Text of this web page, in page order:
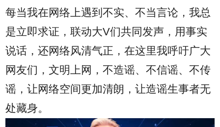
每当我在网络上遇到不实、不当言论，我总
是立即求证，联动大V们共同发声，用事实
说话，还网络风清气正，在这里我呼吁广大
网友们，文明上网，不造谣、不信谣、不传
谣，让网络空间更加清朗，让造谣生事者无
处藏身。